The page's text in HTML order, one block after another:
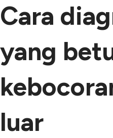
Cara
yang
luar